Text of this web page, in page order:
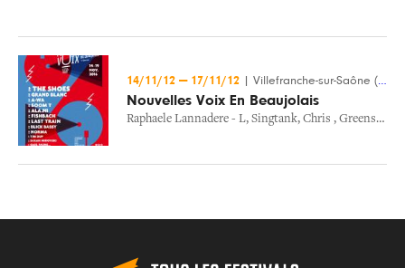
14/11/12 — 17/11/12 Villefranche-sur-Saône (69)
Nouvelles Voix En Beaujolais
Raphaele Lannadere - L, Singtank, Chris , Greenshape